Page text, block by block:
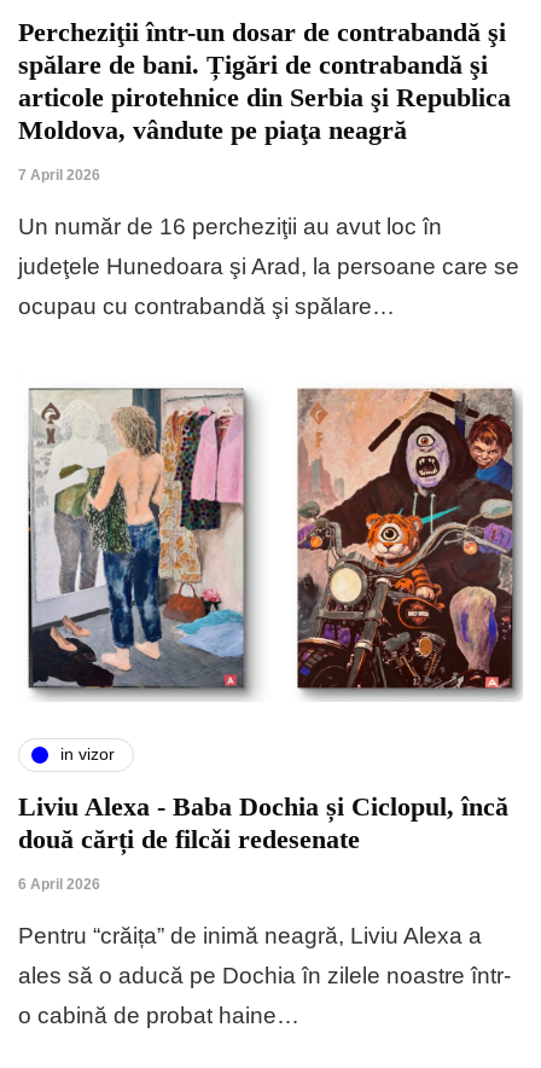
Percheziţii într-un dosar de contrabandă şi
spălare de bani. Țigări de contrabandă şi
articole pirotehnice din Serbia şi Republica
Moldova, vândute pe piaţa neagră
7 April 2026
Un număr de 16 percheziţii au avut loc în
judeţele Hunedoara şi Arad, la persoane care se
ocupau cu contrabandă şi spălare…
in vizor
Liviu Alexa - Baba Dochia și Ciclopul, încă
două cărți de filcǎi redesenate
6 April 2026
Pentru “crăița” de inimă neagră, Liviu Alexa a
ales să o aducă pe Dochia în zilele noastre într-
o cabină de probat haine…